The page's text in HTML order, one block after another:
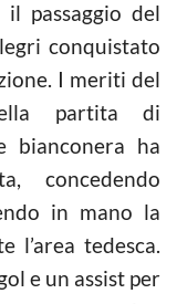
passaggio del
conquistato
I meriti del
partita di
bianconera ha
concedendo
in mano la
l’area tedesca.
e un assist per